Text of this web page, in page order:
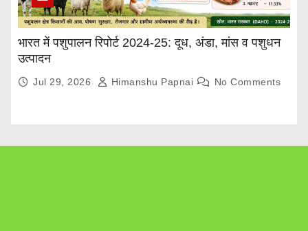
भारत में पशुपालन रिपोर्ट 2024-25: दूध, अंडा, मांस व पशुधन
उत्पादन
Jul 29, 2026 Himanshu Papnai No Comments